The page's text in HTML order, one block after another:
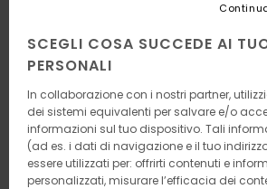
SCEGLI COSA SUCCEDE AI
PERSONALI
In collaborazione con i nostri partner,
dei sistemi equivalenti per salvare e/o
informazioni sul tuo dispositivo. Tali
(ad es. i dati di navigazione e il tuo
essere utilizzati per: offrirti contenuti e
personalizzati, misurare l’efficacia dei